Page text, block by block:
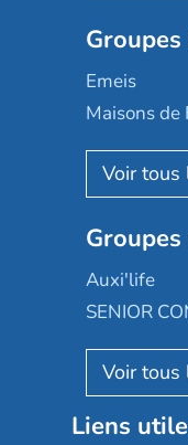
Mobicap
Domusvi
Happy
Aquarelia
Nexity
Les jardins
Occitalia
Reseda
Stella
Les villages
Groupes
Emeis
Maisons de
Korian
Emera
Groupe SOS
Le Noble Âge
Almage
Résidalya
Groupe
Auxi'life
SENIOR
AGE D'OR
Liens